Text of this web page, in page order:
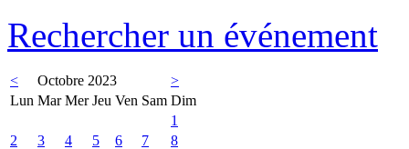
Rechercher un événement
< Octobre 2023
>
Lun Mar Mer Jeu Ven Sam Dim
1
2
3 4 5 6 7
8